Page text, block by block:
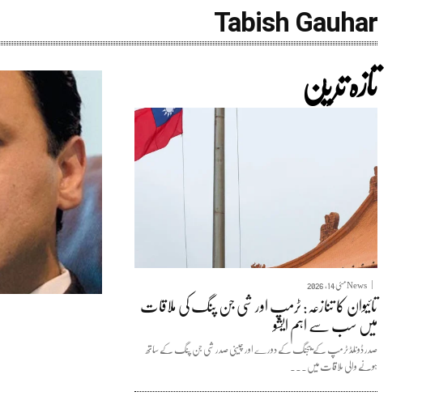
Tabish Gauhar
تازہ ترین
Newsمئی 14, 2026
تائیوان کا تنازعہ: ٹرمپ اور شی جن پنگ کی ملاقات
میں سب سے اہم ایشو
صدر ڈونلڈ ٹرمپ کے بیجنگ کے دورے اور چینی صدر شی جن پنگ کے ساتھ
ہونے والی ملاقات میں...